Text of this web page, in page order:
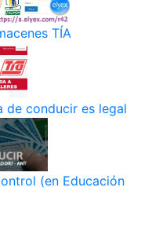
TÍA
de conducir es legal
(en Educación